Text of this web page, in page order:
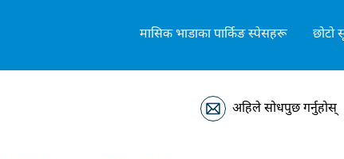
मासिक भाडाका पार्किङ स्पेसहरू छोटो
अहिले सोधपुछ गर्नुहोस्